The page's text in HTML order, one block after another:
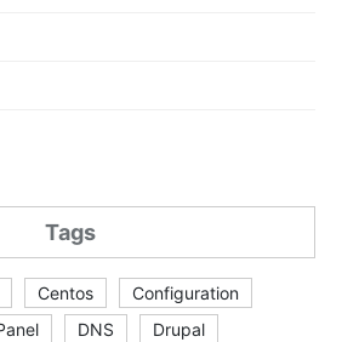
Tags
Centos
Configuration
DNS
Drupal